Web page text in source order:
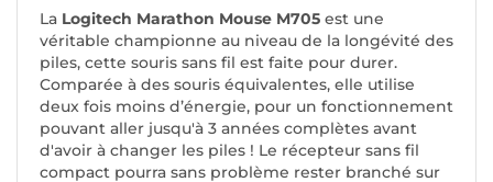
La Logitech Marathon Mouse M705 est une
véritable championne au niveau de la longévité des
piles, cette souris sans fil est faite pour durer.
Comparée à des souris équivalentes, elle utilise
deux fois moins d’énergie, pour un fonctionnement
pouvant aller jusqu'à 3 années complètes avant
d'avoir à changer les piles ! Le récepteur sans fil
compact pourra sans problème rester branché sur